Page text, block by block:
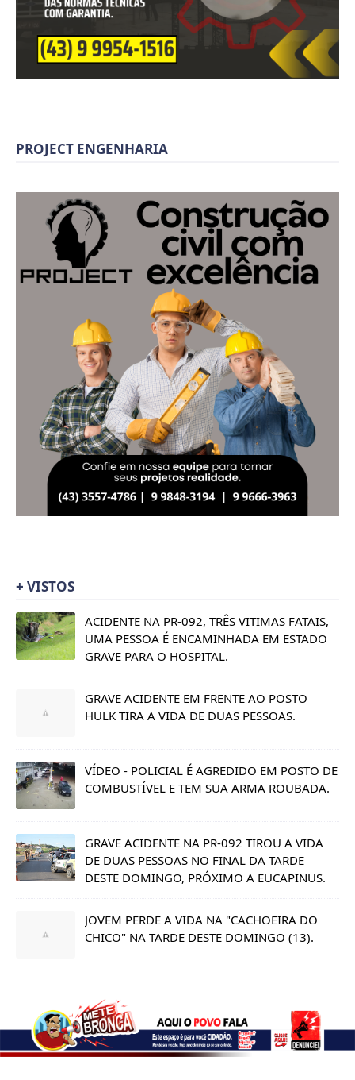
PROJECT ENGENHARIA
+ VISTOS
ACIDENTE NA PR-092, TRÊS VITIMAS FATAIS,
UMA PESSOA É ENCAMINHADA EM ESTADO
GRAVE PARA O HOSPITAL.
GRAVE ACIDENTE EM FRENTE AO POSTO
HULK TIRA A VIDA DE DUAS PESSOAS.
VÍDEO - POLICIAL É AGREDIDO EM POSTO DE
COMBUSTÍVEL E TEM SUA ARMA ROUBADA.
GRAVE ACIDENTE NA PR-092 TIROU A VIDA
DE DUAS PESSOAS NO FINAL DA TARDE
DESTE DOMINGO, PRÓXIMO A EUCAPINUS.
JOVEM PERDE A VIDA NA "CACHOEIRA DO
CHICO" NA TARDE DESTE DOMINGO (13).